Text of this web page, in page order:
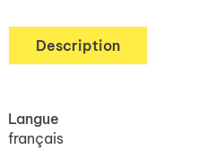
Description
Langue
français